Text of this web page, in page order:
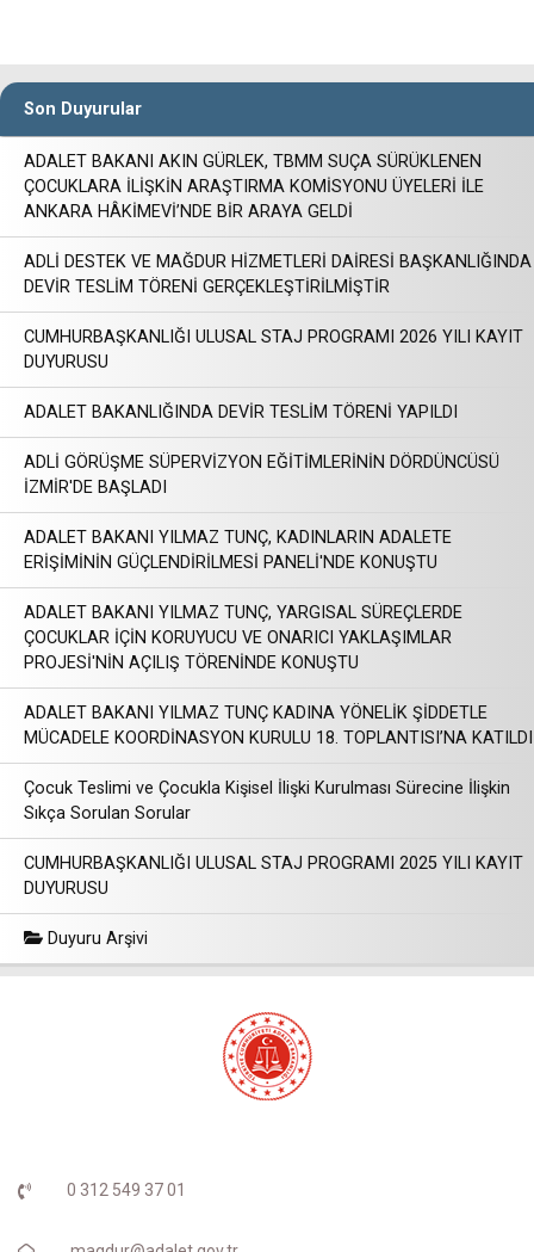
Son Duyurular
ADALET BAKANI AKIN GÜRLEK, TBMM SUÇA SÜRÜKLENEN
ÇOCUKLARA İLİŞKİN ARAŞTIRMA KOMİSYONU ÜYELERİ İLE
ANKARA HÂKİMEVİ’NDE BİR ARAYA GELDİ
ADLİ DESTEK VE MAĞDUR HİZMETLERİ DAİRESİ BAŞKANLIĞINDA
DEVİR TESLİM TÖRENİ GERÇEKLEŞTİRİLMİŞTİR
CUMHURBAŞKANLIĞI ULUSAL STAJ PROGRAMI 2026 YILI KAYIT
DUYURUSU
ADALET BAKANLIĞINDA DEVİR TESLİM TÖRENİ YAPILDI
ADLİ GÖRÜŞME SÜPERVİZYON EĞİTİMLERİNİN DÖRDÜNCÜSÜ
İZMİR'DE BAŞLADI
ADALET BAKANI YILMAZ TUNÇ, KADINLARIN ADALETE
ERİŞİMİNİN GÜÇLENDİRİLMESİ PANELİ'NDE KONUŞTU
ADALET BAKANI YILMAZ TUNÇ, YARGISAL SÜREÇLERDE
ÇOCUKLAR İÇİN KORUYUCU VE ONARICI YAKLAŞIMLAR
PROJESİ'NİN AÇILIŞ TÖRENİNDE KONUŞTU
ADALET BAKANI YILMAZ TUNÇ KADINA YÖNELİK ŞİDDETLE
MÜCADELE KOORDİNASYON KURULU 18. TOPLANTISI’NA KATILDI
Çocuk Teslimi ve Çocukla Kişisel İlişki Kurulması Sürecine İlişkin
Sıkça Sorulan Sorular
CUMHURBAŞKANLIĞI ULUSAL STAJ PROGRAMI 2025 YILI KAYIT
DUYURUSU
Duyuru Arşivi
0 312 549 37 01